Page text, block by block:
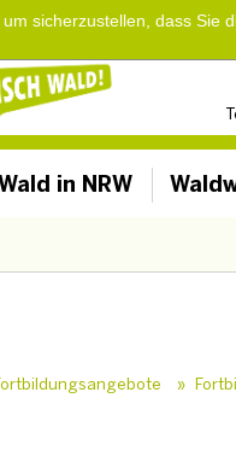
sicherzustellen, dass
in NRW
»